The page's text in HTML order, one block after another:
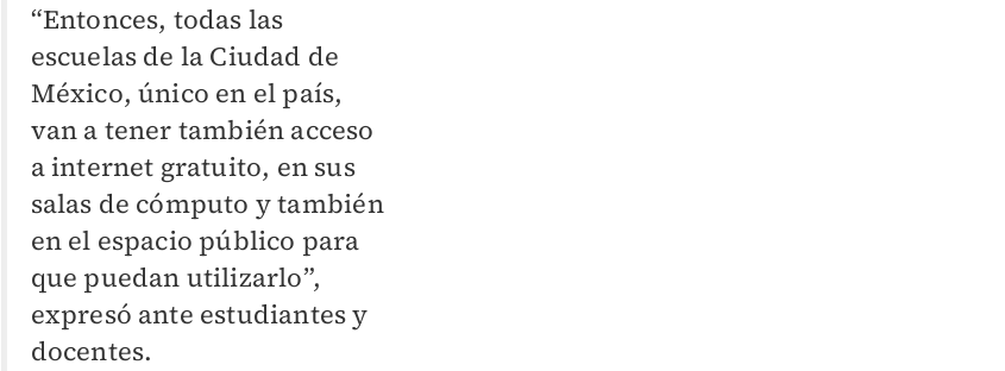
“Entonces, todas las
escuelas de la Ciudad de
México, único en el país,
van a tener también acceso
a internet gratuito, en sus
salas de cómputo y también
en el espacio público para
que puedan utilizarlo”,
expresó ante estudiantes y
docentes.